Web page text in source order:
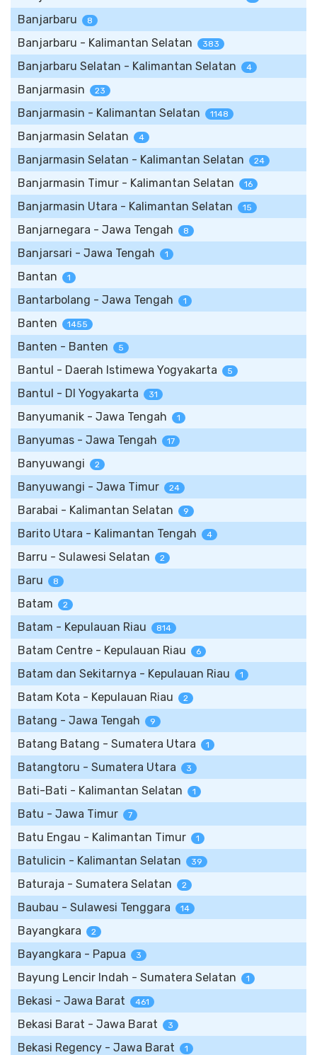
Banjarbaru 8
Banjarbaru - Kalimantan Selatan 383
Banjarbaru Selatan - Kalimantan Selatan 4
Banjarmasin 23
Banjarmasin - Kalimantan Selatan 1148
Banjarmasin Selatan 4
Banjarmasin Selatan - Kalimantan Selatan 24
Banjarmasin Timur - Kalimantan Selatan 16
Banjarmasin Utara - Kalimantan Selatan 15
Banjarnegara - Jawa Tengah 8
Banjarsari - Jawa Tengah 1
Bantan 1
Bantarbolang - Jawa Tengah 1
Banten 1455
Banten - Banten 5
Bantul - Daerah Istimewa Yogyakarta 5
Bantul - DI Yogyakarta 31
Banyumanik - Jawa Tengah 1
Banyumas - Jawa Tengah 17
Banyuwangi 2
Banyuwangi - Jawa Timur 24
Barabai - Kalimantan Selatan 9
Barito Utara - Kalimantan Tengah 4
Barru - Sulawesi Selatan 2
Baru 8
Batam 2
Batam - Kepulauan Riau 814
Batam Centre - Kepulauan Riau 6
Batam dan Sekitarnya - Kepulauan Riau 1
Batam Kota - Kepulauan Riau 2
Batang - Jawa Tengah 9
Batang Batang - Sumatera Utara 1
Batangtoru - Sumatera Utara 3
Bati-Bati - Kalimantan Selatan 1
Batu - Jawa Timur 7
Batu Engau - Kalimantan Timur 1
Batulicin - Kalimantan Selatan 39
Baturaja - Sumatera Selatan 2
Baubau - Sulawesi Tenggara 14
Bayangkara 2
Bayangkara - Papua 3
Bayung Lencir Indah - Sumatera Selatan 1
Bekasi - Jawa Barat 461
Bekasi Barat - Jawa Barat 3
Bekasi Regency - Jawa Barat 1